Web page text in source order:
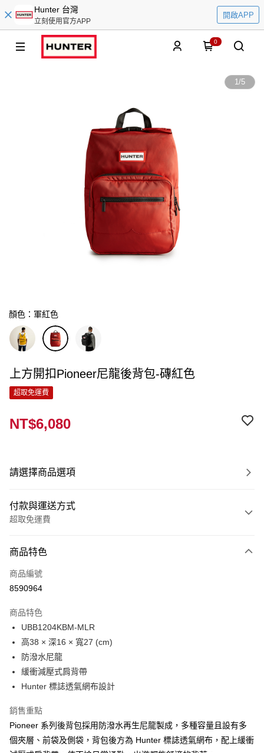
Hunter 台灣
立刻使用官方APP
開啟APP
0
1/5
顏色：軍紅色
上方開扣Pioneer尼龍後背包-磚紅色
超取免運費
NT$6,080
請選擇商品選項
付款與運送方式
超取免運費
信用卡一次付款
LINE Pay
Google Pay
貨到付款
運送方式
免運費
付款後萊爾富取貨
商品特色
商品編號
8590964
商品特色
UBB1204KBM-MLR
高38 × 深16 × 寬27 (cm)
防潑水尼龍
緩衝減壓式肩背帶
Hunter 標誌透氣網布設計
銷售重點
Pioneer 系列後背包採用防潑水再生尼龍製成，多種容量且設有多
個夾層、前袋及側袋，背包後方為 Hunter 標誌透氣網布，配上緩衝